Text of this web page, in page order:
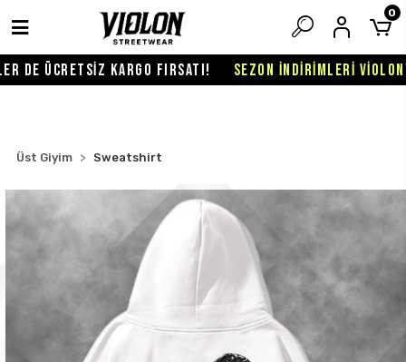
DE ÜCRETSİZ KARGO FIRSATI! SEZON İNDİRİMLERİ
0
Üst Giyim Sweatshirt